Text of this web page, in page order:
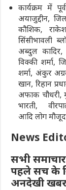
कार्यक्रम में
अयाजुद्दीन,
कौशिक,
सिंसीभावली
अब्दुल कादिर,
विक्की शर्मा,
शर्मा, अंकुर
खान, रिहान
अफाक चौधरी,
भारती,
आदि लोग
News
सभी
पहले सच के
अनदेखी